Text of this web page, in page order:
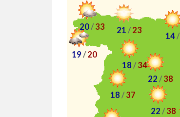
14/
22 / 38
22 / 38
19 / 20
20/ 33
18 / 34
18 / 37
21 / 23